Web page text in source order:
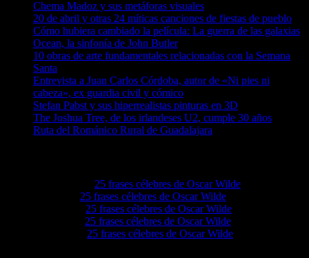
Chema Madoz y sus metáforas visuales
20 de abril y otras 24 míticas canciones de fiestas de pueblo
Cómo hubiera cambiado la película: La guerra de las galaxias
Ocean, la sinfonía de John Butler
10 obras de arte fundamentales relacionadas con la Semana
Santa
Entrevista a Juan Carlos Córdoba, autor de «Ni pies ni
cabeza», ex guardia civil y cómico
Stefan Pabst y sus hiperrealistas pinturas en 3D
The Joshua Tree, de los irlandeses U2, cumple 30 años
Ruta del Románico Rural de Guadalajara
25 frases célebres de Oscar Wilde
25 frases célebres de Oscar Wilde
25 frases célebres de Oscar Wilde
25 frases célebres de Oscar Wilde
25 frases célebres de Oscar Wilde